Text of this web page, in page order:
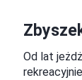
Od lat